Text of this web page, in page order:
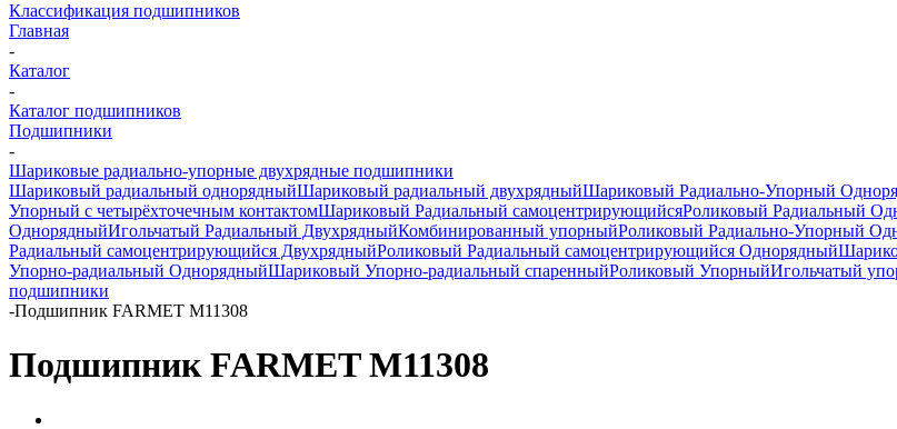
Классификация подшипников
Главная
-
Каталог
-
Каталог подшипников
Подшипники
-
Шариковые радиально-упорные двухрядные подшипники
Шариковый радиальный однорядныйШариковый радиальный двухрядныйШариковый Радиально-Упорный
Упорный с четырёхточечным контактомШариковый Радиальный самоцентрирующийсяРоликовый Радиальный
ОднорядныйИгольчатый Радиальный ДвухрядныйКомбинированный упорныйРоликовый Радиально-Упорный
Радиальный самоцентрирующийся ДвухрядныйРоликовый Радиальный самоцентрирующийся Однорядный
Упорно-радиальный ОднорядныйШариковый Упорно-радиальный спаренныйРоликовый УпорныйИгольчатый
подшипники
-Подшипник FARMET M11308
Подшипник FARMET M11308